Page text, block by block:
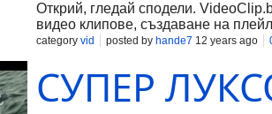
Открий, гледай сподели.
видео клипове, създаване на
category vid posted by hande7 12 years ago
СУПЕР